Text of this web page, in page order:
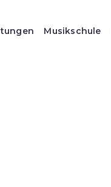
Musikschule